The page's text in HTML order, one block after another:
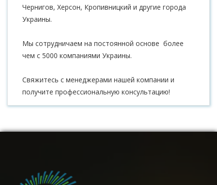
Чернигов, Херсон, Кропивницкий и другие города
Украины.
Мы сотрудничаем на постоянной основе более
чем с 5000 компаниями Украины.
Свяжитесь с менеджерами нашей компании и
получите профессиональную консультацию!